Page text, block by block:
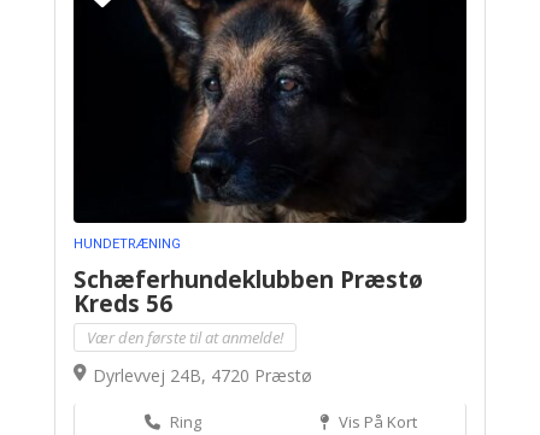
HUNDETRÆNING
Schæferhundeklubben Præstø
Kreds 56
Vær den første til at anmelde!
Dyrlevvej 24B, 4720 Præstø
Ring Vis På Kort